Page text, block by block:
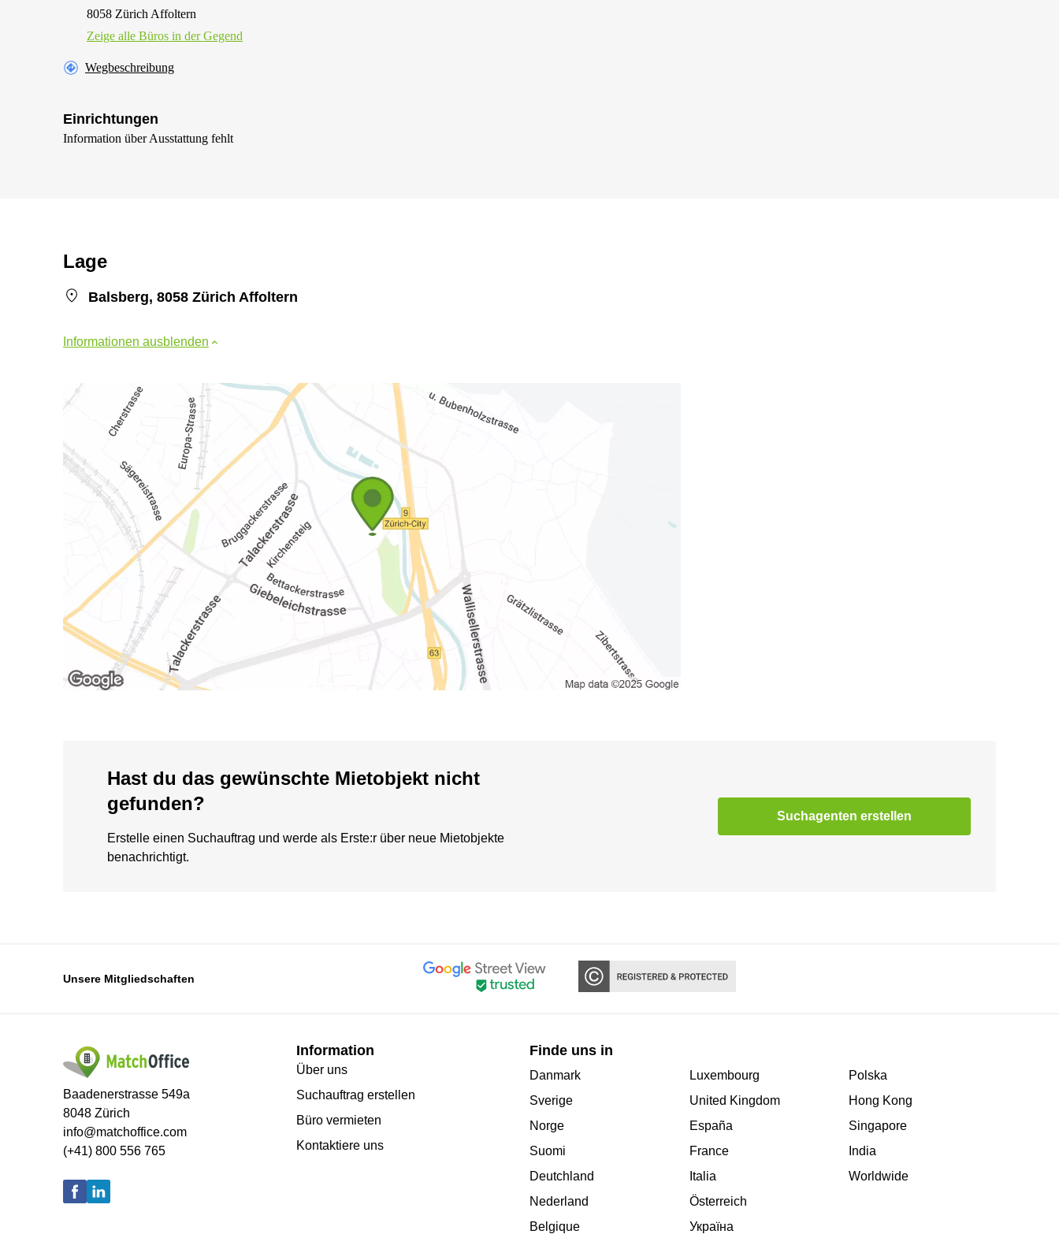
8058 Zürich Affoltern
Zeige alle Büros in der Gegend
Wegbeschreibung
Einrichtungen
Information über Ausstattung fehlt
Lage
Balsberg, 8058 Zürich Affoltern
Informationen ausblenden
Hast du das gewünschte Mietobjekt nicht
gefunden?
Erstelle einen Suchauftrag und werde als Erste:r über neue Mietobjekte
benachrichtigt.
Suchagenten erstellen
Unsere Mitgliedschaften
Baadenerstrasse 549a
8048 Zürich
info@matchoffice.com
(+41) 800 556 765
Information
Über uns
Suchauftrag erstellen
Büro vermieten
Kontaktiere uns
Finde uns in
Danmark
Sverige
Norge
Suomi
Deutchland
Nederland
Belgique
Luxembourg
United Kingdom
España
France
Italia
Österreich
Україна
Polska
Hong Kong
Singapore
India
Worldwide